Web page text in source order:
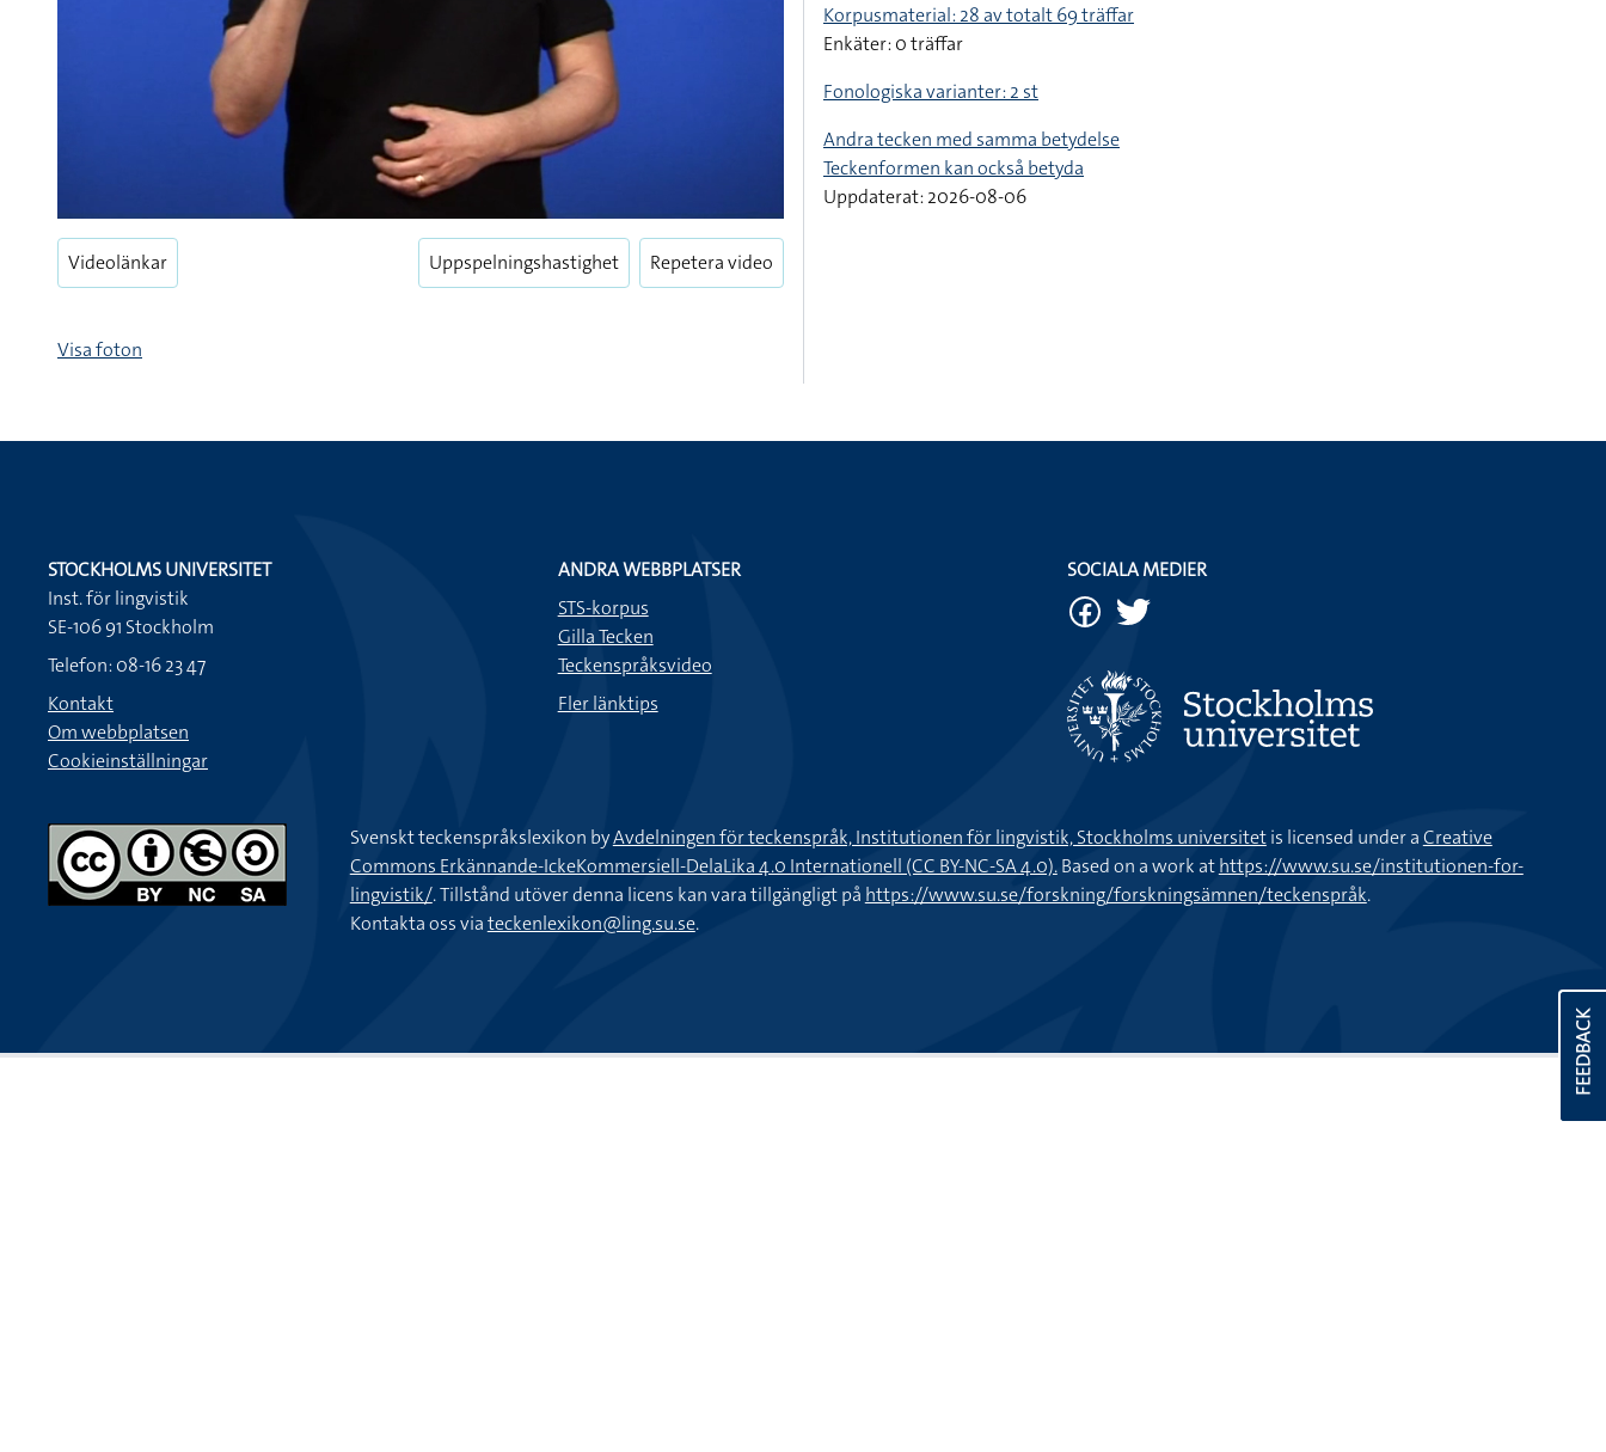
Videolänkar Uppspelningshastighet Repetera video
Visa foton
Korpusmaterial: 28 av totalt 69 träffar
Enkäter: 0 träffar
Fonologiska varianter: 2 st
Andra tecken med samma betydelse
Teckenformen kan också betyda
Uppdaterat: 2026-08-06
FEEDBACK
STOCKHOLMS UNIVERSITET
Inst. för lingvistik
SE-106 91 Stockholm
Telefon: 08-16 23 47
Kontakt
Om webbplatsen
Cookieinställningar
ANDRA WEBBPLATSER
STS-korpus
Gilla Tecken
Teckenspråksvideo
Fler länktips
SOCIALA MEDIER
Svenskt teckenspråkslexikon byAvdelningen för teckenspråk, Institutionen för lingvistik, Stockholms universitetis licensed under aCreative
Commons Erkännande-IckeKommersiell-DelaLika 4.0 Internationell (CC BY-NC-SA 4.0).Based on a work athttps://www.su.se/institutionen-for-
lingvistik/. Tillstånd utöver denna licens kan vara tillgängligt på https://www.su.se/forskning/forskningsämnen/teckenspråk.
Kontakta oss viateckenlexikon@ling.su.se.